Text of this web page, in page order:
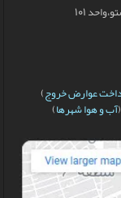
101
عوارض خروج)
آب و هوا شهرها)